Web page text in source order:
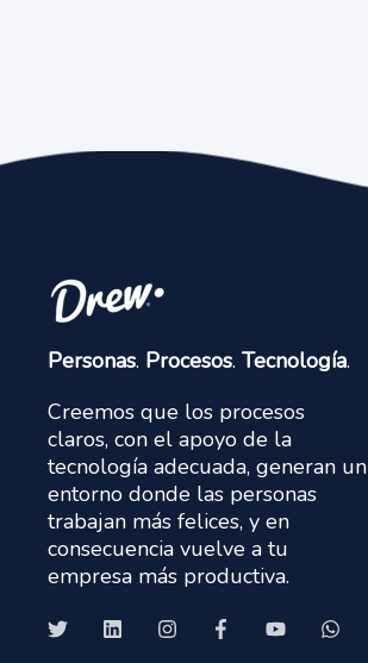
Personas. Procesos. Tecnología.
Creemos que los procesos
claros, con el apoyo de la
tecnología adecuada, generan un
entorno donde las personas
trabajan más felices, y en
consecuencia vuelve a tu
empresa más productiva.